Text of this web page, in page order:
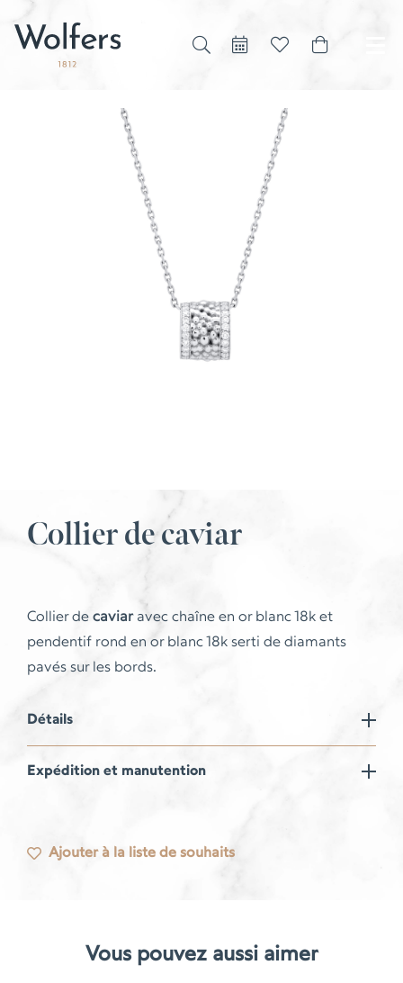
Collier de caviar
Collier de caviaravec chaîne en or blanc 18k et
pendentif rond en or blanc 18k serti de diamants
pavés sur les bords.
Détails
Expédition et manutention
Ajouter à la liste de souhaits
Vous pouvez aussi aimer